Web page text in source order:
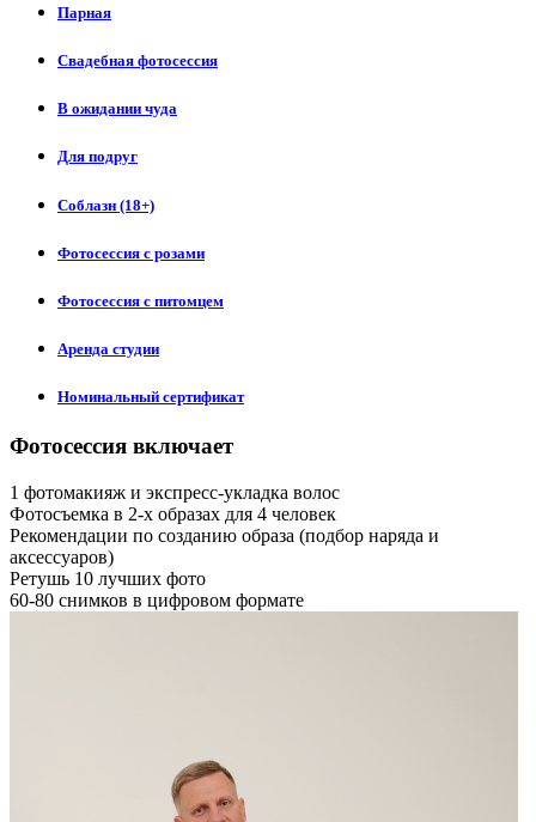
Парная
Свадебная фотосессия
В ожидании чуда
Для подруг
Соблазн (18+)
Фотосессия с розами
Фотосессия с питомцем
Аренда студии
Номинальный сертификат
Фотосессия включает
1 фотомакияж и экспресс-укладка волос
Фотосъемка в 2-х образах для 4 человек
Рекомендации по созданию образа (подбор наряда и
аксессуаров)
Ретушь 10 лучших фото
60-80 снимков в цифровом формате